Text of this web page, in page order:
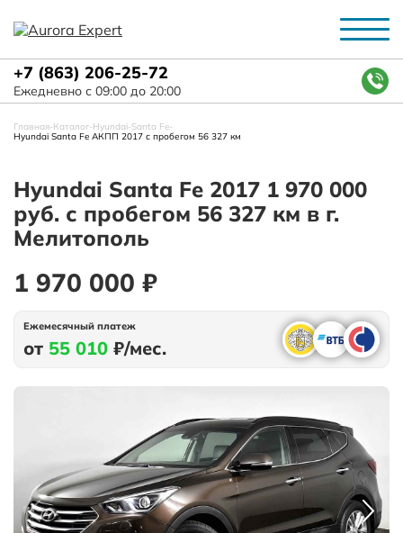
+7 (863) 206-25-72
Ежедневно с 09:00 до 20:00
Главная-Каталог-Hyundai-Santa Fe-
Hyundai Santa Fe АКПП 2017 с пробегом 56 327 км
Hyundai Santa Fe 2017 1 970 000
руб. с пробегом 56 327 км в г.
Мелитополь
1 970 000 ₽
Ежемесячный платеж
от 55 010 ₽/мес.